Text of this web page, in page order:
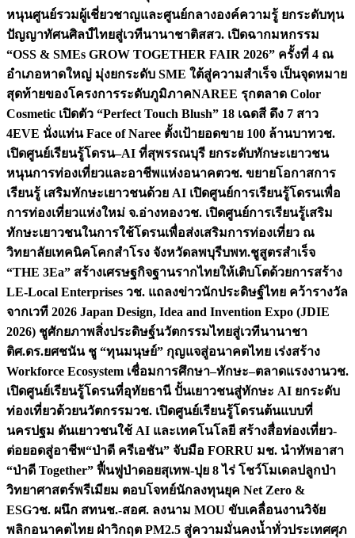
หนุนศูนย์รวมผู้เชี่ยวชาญและศูนย์กลางองค์ความรู้ ยกระดับทุน
ปัญญาทัศนศิลป์ไทยสู่เวทีนานาชาติสสว. เปิดฉากมหกรรม
“OSS & SMEs GROW TOGETHER FAIR 2026” ครั้งที่ 4 ณ
อำเภอหาดใหญ่ มุ่งยกระดับ SME ใต้สู่ความสำเร็จ เป็นจุดหมาย
สุดท้ายของโครงการระดับภูมิภาคNAREE รุกตลาด Color
Cosmetic เปิดตัว “Perfect Touch Blush” 18 เฉดสี ดึง 7 สาว
4EVE นั่งแท่น Face of Naree ตั้งเป้ายอดขาย 100 ล้านบาทวช.
เปิดศูนย์เรียนรู้โดรน–AI ที่สุพรรณบุรี ยกระดับทักษะเยาวชน
หนุนการท่องเที่ยวและอาชีพแห่งอนาคตวช. ขยายโอกาสการ
เรียนรู้ เสริมทักษะเยาวชนด้วย AI เปิดศูนย์การเรียนรู้โดรนเพื่อ
การท่องเที่ยวแห่งใหม่ จ.อ่างทองวช. เปิดศูนย์การเรียนรู้เสริม
ทักษะเยาวชนในการใช้โดรนเพื่อส่งเสริมการท่องเที่ยว ณ
วิทยาลัยเทคนิคโคกสำโรง จังหวัดลพบุรีบพท.ชูสูตรสำเร็จ
“THE 3Ea” สร้างเศรษฐกิจฐานรากไทยให้เติบโตด้วยการสร้าง
LE-Local Enterprises วช. แถลงข่าวนักประดิษฐ์ไทย คว้ารางวัล
จากเวที 2026 Japan Design, Idea and Invention Expo (JDIE
2026) ชูศักยภาพสิ่งประดิษฐ์นวัตกรรมไทยสู่เวทีนานาชา
ติศ.ดร.ยศชนัน ชู “ทุนมนุษย์” กุญแจสู่อนาคตไทย เร่งสร้าง
Workforce Ecosystem เชื่อมการศึกษา–ทักษะ–ตลาดแรงงานวช.
เปิดศูนย์เรียนรู้โดรนที่อุทัยธานี ปั้นเยาวชนสู่ทักษะ AI ยกระดับ
ท่องเที่ยวด้วยนวัตกรรมวช. เปิดศูนย์เรียนรู้โดรนต้นแบบที่
นครปฐม ดันเยาวชนใช้ AI และเทคโนโลยี สร้างสื่อท่องเที่ยว-
ต่อยอดสู่อาชีพ“ป่าดี ครีเอชัน” จับมือ FORRU มช. นำทัพอาสา
“ป่าดี Together” ฟื้นฟูป่าดอยสุเทพ-ปุย 8 ไร่ โชว์โมเดลปลูกป่า
วิทยาศาสตร์พรีเมียม ตอบโจทย์นักลงทุนยุค Net Zero &
ESGวช. ผนึก สทนช.-สอศ. ลงนาม MOU ขับเคลื่อนงานวิจัย
พลิกอนาคตไทย ฝ่าวิกฤต PM2.5 สู่ความมั่นคงน้ำทั่วประเทศศุภ